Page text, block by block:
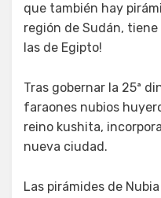
que también hay
región de Sudán, tiene
las de Egipto!
Tras gobernar la 25ª
faraones nubios
reino kushita,
nueva ciudad.
Las pirámides de